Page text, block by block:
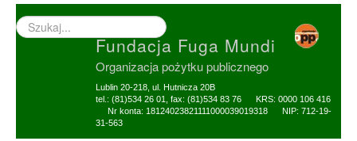
Wyszukiwarka
–
Fundacja Fuga Mundi
Organizacja pożytku publicznego
Lublin 20-218, ul. Hutnicza 20B
tel.: (81)534 26 01, fax: (81)534 83 76 KRS: 0000 106 416
Nr konta: 18124023821111000039019318 NIP: 712-19-
31-563